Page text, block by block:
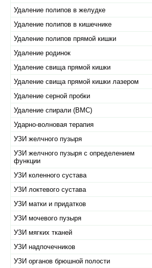
Удаление полипов в желудке
Удаление полипов в кишечнике
Удаление полипов прямой кишки
Удаление родинок
Удаление свища прямой кишки
Удаление свища прямой кишки лазером
Удаление серной пробки
Удаление спирали (ВМС)
Ударно-волновая терапия
УЗИ желчного пузыря
УЗИ желчного пузыря с определением
функции
УЗИ коленного сустава
УЗИ локтевого сустава
УЗИ матки и придатков
УЗИ мочевого пузыря
УЗИ мягких тканей
УЗИ надпочечников
УЗИ органов брюшной полости